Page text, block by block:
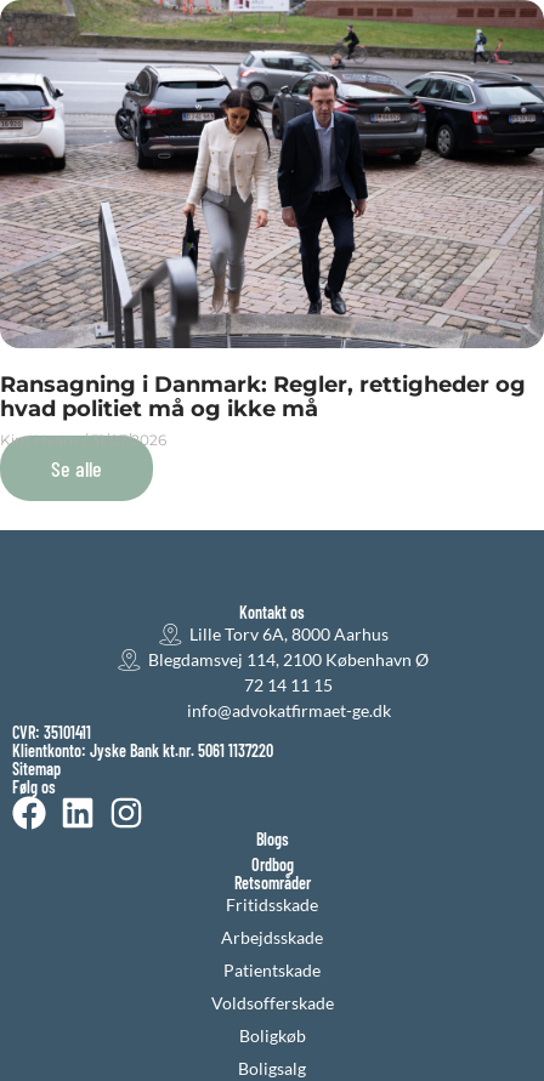
Se alle
Ransagning i Danmark: Regler, rettigheder og
hvad politiet må og ikke må
Kim Hvam 31/07/2026
Kontakt os
Lille Torv 6A, 8000 Aarhus
Blegdamsvej 114, 2100 København Ø
72 14 11 15
info@advokatfirmaet-ge.dk
CVR: 35101411
Klientkonto: Jyske Bank kt.nr. 5061 1137220
Sitemap
Følg os
Blogs
Ordbog
Retsområder
Fritidsskade
Arbejdsskade
Patientskade
Voldsofferskade
Boligkøb
Boligsalg